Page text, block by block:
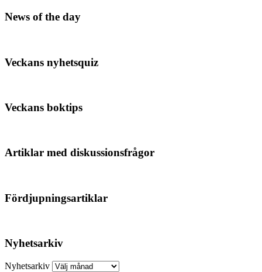
News of the day
Veckans nyhetsquiz
Veckans boktips
Artiklar med diskussionsfrågor
Fördjupningsartiklar
Nyhetsarkiv
Nyhetsarkiv